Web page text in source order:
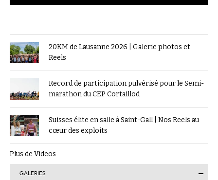
20KM de Lausanne 2026 | Galerie photos et
Reels
Record de participation pulvérisé pour le Semi-
marathon du CEP Cortaillod
Suisses élite en salle à Saint-Gall | Nos Reels au
cœur des exploits
Plus de Videos
GALERIES